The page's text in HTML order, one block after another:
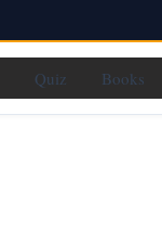
Quiz Books